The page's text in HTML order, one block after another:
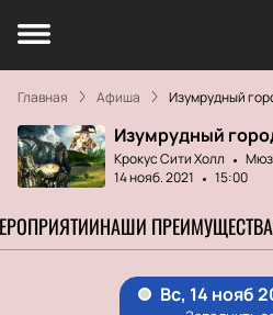
Главная Афиша Изумрудный
Изумрудный
Крокус Сити Холл
14 нояб. 2021
15:00
НАШИ ПРЕИМУЩЕСТВА